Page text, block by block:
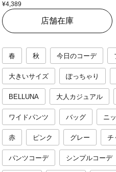
¥4,389
店舗在庫
春 秋 今日のコーデ
大きいサイズ ぽっちゃり
BELLUNA 大人カジュアル
ワイドパンツ バッグ ニ
赤 ピンク グレー チ
パンツコーデ シンプルコーデ